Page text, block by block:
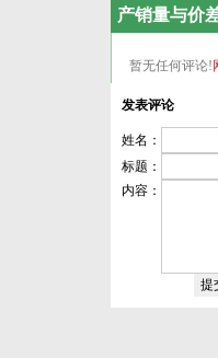
产销量与价
暂无任何评论!
发表评论
姓名：
标题：
内容：